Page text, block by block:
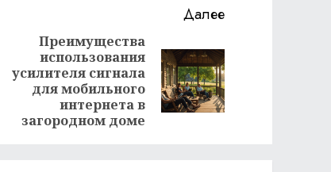
Далее
Преимущества
использования
усилителя сигнала
для мобильного
интернета в
загородном доме